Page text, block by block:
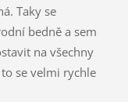
Taky se
bedně a sem
na všechny
se velmi rychle